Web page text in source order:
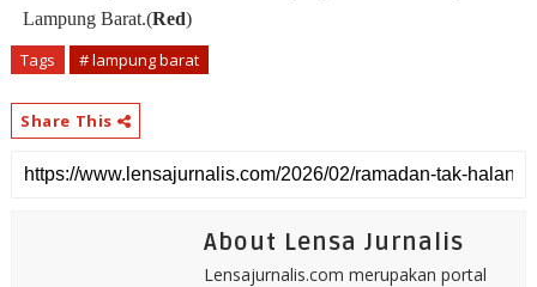
Lampung Barat.(Red)
Tags # lampung barat
Share This
About Lensa Jurnalis
Lensajurnalis.com merupakan portal